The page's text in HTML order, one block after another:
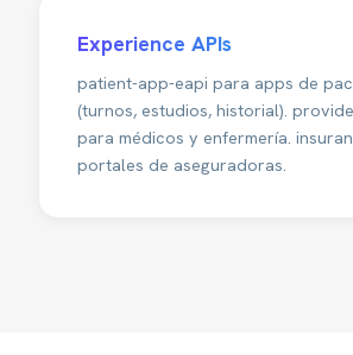
Experience APIs
patient-app-eapi para apps de
(turnos, estudios, historial).
para médicos y enfermería.
portales de aseguradoras.